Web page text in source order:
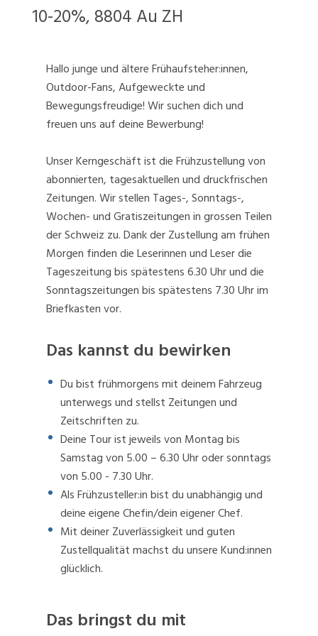
10-20%, 8804 Au ZH
Hallo junge und ältere Frühaufsteher:innen,
Outdoor-Fans, Aufgeweckte und
Bewegungsfreudige! Wir suchen dich und
freuen uns auf deine Bewerbung!
Unser Kerngeschäft ist die Frühzustellung von
abonnierten, tagesaktuellen und druckfrischen
Zeitungen. Wir stellen Tages-, Sonntags-,
Wochen- und Gratiszeitungen in grossen Teilen
der Schweiz zu. Dank der Zustellung am frühen
Morgen finden die Leserinnen und Leser die
Tageszeitung bis spätestens 6.30 Uhr und die
Sonntagszeitungen bis spätestens 7.30 Uhr im
Briefkasten vor.
Das kannst du bewirken
Du bist frühmorgens mit deinem Fahrzeug
unterwegs und stellst Zeitungen und
Zeitschriften zu.
Deine Tour ist jeweils von Montag bis
Samstag von 5.00 – 6.30 Uhr oder sonntags
von 5.00 - 7.30 Uhr.
Als Frühzusteller:in bist du unabhängig und
deine eigene Chefin/dein eigener Chef.
Mit deiner Zuverlässigkeit und guten
Zustellqualität machst du unsere Kund:innen
glücklich.
Das bringst du mit